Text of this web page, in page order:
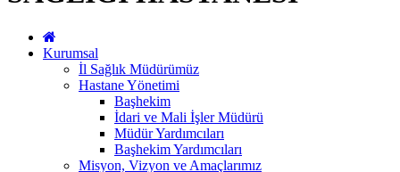
Kurumsal
İl Sağlık Müdürümüz
Hastane Yönetimi
Başhekim
İdari ve Mali İşler Müdürü
Müdür Yardımcıları
Başhekim Yardımcıları
Misyon, Vizyon ve Amaçlarımız